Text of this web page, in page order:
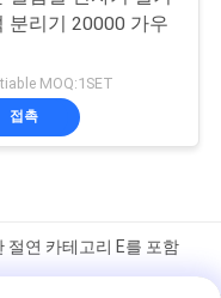
분리기 20000 가우
MOQ:1SET
접촉
절연 카테고리 E를 포함